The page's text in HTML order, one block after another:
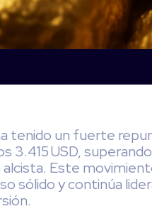
tenido un fuerte
3.415 USD,
Este
sólido y continúa